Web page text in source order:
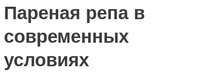
Пареная репа в
современных
условиях